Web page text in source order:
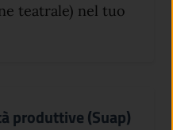
teatrale) nel tuo
produttive (Suap)